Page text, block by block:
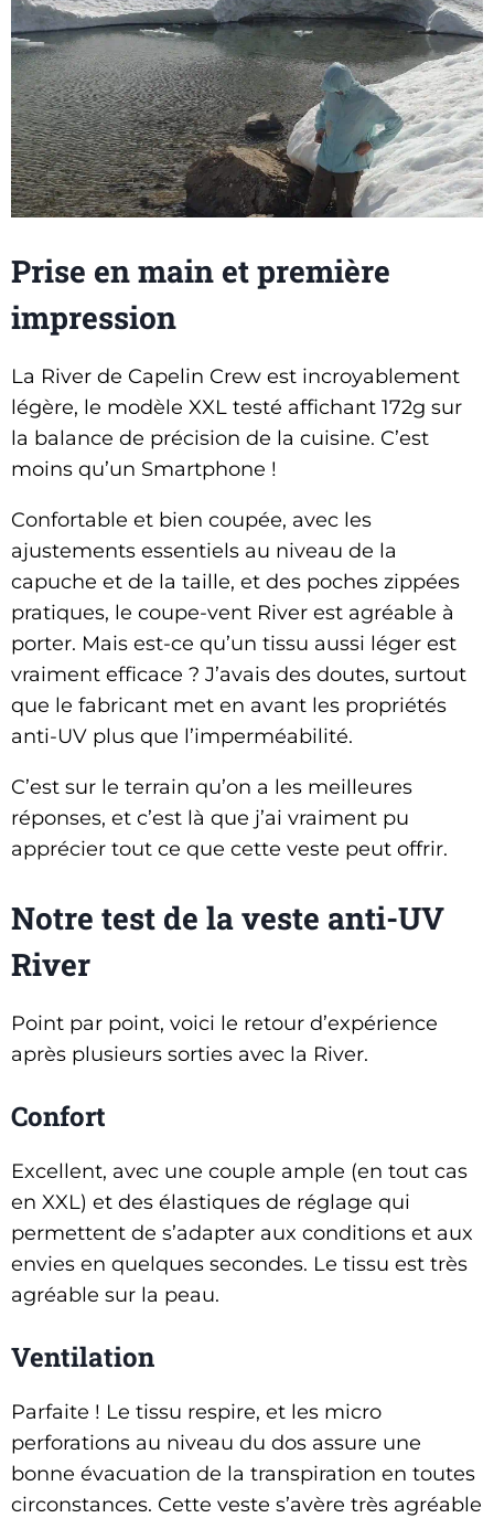
Prise en main et première
impression
La River de Capelin Crew est incroyablement
légère, le modèle XXL testé affichant 172g sur
la balance de précision de la cuisine. C’est
moins qu’un Smartphone !
Confortable et bien coupée, avec les
ajustements essentiels au niveau de la
capuche et de la taille, et des poches zippées
pratiques, le coupe-vent River est agréable à
porter. Mais est-ce qu’un tissu aussi léger est
vraiment efficace ? J’avais des doutes, surtout
que le fabricant met en avant les propriétés
anti-UV plus que l’imperméabilité.
C’est sur le terrain qu’on a les meilleures
réponses, et c’est là que j’ai vraiment pu
apprécier tout ce que cette veste peut offrir.
Notre test de la veste anti-UV
River
Point par point, voici le retour d’expérience
après plusieurs sorties avec la River.
Confort
Excellent, avec une couple ample (en tout cas
en XXL) et des élastiques de réglage qui
permettent de s’adapter aux conditions et aux
envies en quelques secondes. Le tissu est très
agréable sur la peau.
Ventilation
Parfaite ! Le tissu respire, et les micro
perforations au niveau du dos assure une
bonne évacuation de la transpiration en toutes
circonstances. Cette veste s’avère très agréable